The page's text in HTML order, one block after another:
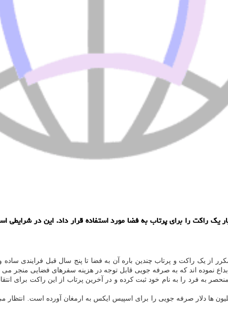
را برای پرتاب به فضا مورد استفاده قرار داد. این در شرایطی
از یک راکت و پرتاب چندین باره آن به فضا تا پنج سال قبل فرایندی
نموده اند که به صرفه جویی قابل توجه در هزینه سفرهای فضایی منجر می
ها دلار صرفه جویی را برای اسپیس ایکس به ارمغان آورده است.